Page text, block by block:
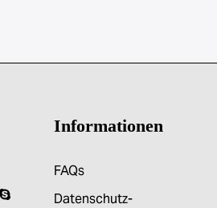
Informationen
FAQs
Datenschutz-